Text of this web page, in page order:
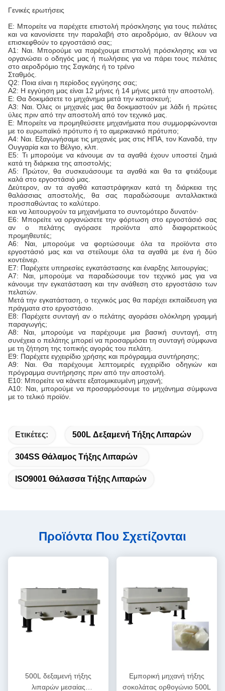
Γενικές ερωτήσεις
Ε: Μπορείτε να παρέχετε επιστολή πρόσκλησης για τους πελάτες
και να κανονίσετε την παραλαβή στο αεροδρόμιο, αν θέλουν να
επισκεφθούν το εργοστάσιό σας;
Α1: Ναι. Μπορούμε να παρέχουμε επιστολή πρόσκλησης και να
οργανώσει ο οδηγός μας ή πωλήσεις για να πάρει τους πελάτες
στο αεροδρόμιο της Σαγκάης ή το τρένο
Σταθμός.
Q2: Ποια είναι η περίοδος εγγύησης σας;
Α2: Η εγγύηση μας είναι 12 μήνες ή 14 μήνες μετά την αποστολή.
Ε: Θα δοκιμάσετε το μηχάνημα μετά την κατασκευή;
Α3: Ναι. Όλες οι μηχανές μας θα δοκιμαστούν με λάδι ή πρώτες
ύλες πριν από την αποστολή από τον τεχνικό μας.
Ε: Μπορείτε να προμηθεύσετε μηχανήματα που συμμορφώνονται
με το ευρωπαϊκό πρότυπο ή το αμερικανικό πρότυπο;
Α4: Ναι. Εξαγωγήσαμε τις μηχανές μας στις ΗΠΑ, τον Καναδά, την
Ουγγαρία και το Βέλγιο, κλπ.
Ε5: Τι μπορούμε να κάνουμε αν τα αγαθά έχουν υποστεί ζημιά
κατά τη διάρκεια της αποστολής;
Α5: Πρώτον, θα συσκευάσουμε τα αγαθά και θα τα φτιάξουμε
καλά στο εργοστάσιό μας.
Δεύτερον, αν τα αγαθά καταστράφηκαν κατά τη διάρκεια της
θαλάσσιας αποστολής, θα σας παραδώσουμε ανταλλακτικά
προσπαθώντας το καλύτερο.
και να λειτουργούν τα μηχανήματα το συντομότερο δυνατόν·
Ε6: Μπορείτε να οργανώσετε την φόρτωση στο εργοστάσιό σας
αν ο πελάτης αγόρασε προϊόντα από διαφορετικούς
προμηθευτές;
Α6: Ναι, μπορούμε να φορτώσουμε όλα τα προϊόντα στο
εργοστάσιό μας και να στείλουμε όλα τα αγαθά με ένα ή δύο
κοντέινερ.
Ε7: Παρέχετε υπηρεσίες εγκατάστασης και έναρξης λειτουργίας;
Α7: Ναι, μπορούμε να παραδώσουμε τον τεχνικό μας για να
κάνουμε την εγκατάσταση και την ανάθεση στο εργοστάσιο των
πελατών.
Μετά την εγκατάσταση, ο τεχνικός μας θα παρέχει εκπαίδευση για
πράγματα στο εργοστάσιο.
Ε8: Παρέχετε συνταγή αν ο πελάτης αγοράσει ολόκληρη γραμμή
παραγωγής;
Α8: Ναι, μπορούμε να παρέχουμε μια βασική συνταγή, στη
συνέχεια ο πελάτης μπορεί να προσαρμόσει τη συνταγή σύμφωνα
με τη ζήτηση της τοπικής αγοράς του πελάτη.
Ε9: Παρέχετε εγχειρίδιο χρήσης και πρόγραμμα συντήρησης;
Α9: Ναι. Θα παρέχουμε λεπτομερές εγχειρίδιο οδηγιών και
πρόγραμμα συντήρησης πριν από την αποστολή.
Ε10: Μπορείτε να κάνετε εξατομικευμένη μηχανή;
Α10: Ναι, μπορούμε να προσαρμόσουμε το μηχάνημα σύμφωνα
με το τελικό προϊόν.
Ετικέτες: 500L Δεξαμενή Τήξης Λιπαρών
304SS Θάλαμος Τήξης Λιπαρών
ISO9001 Θάλασσα Τήξης Λιπαρών
Προϊόντα Που Σχετίζονται
500L δεξαμενή τήξης
λιπαρών μεσαίας
Εμπορική μηχανή τήξης
σοκολάτας ορθογώνιο 500L